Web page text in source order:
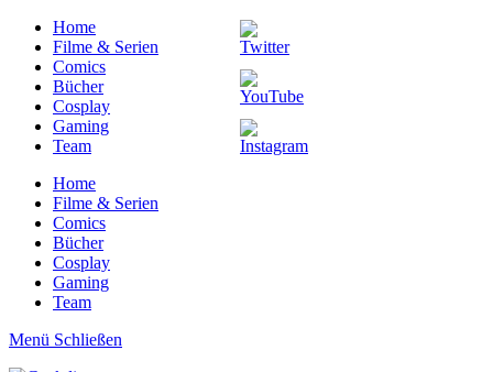
Home
Filme & Serien
Comics
Bücher
Cosplay
Gaming
Team
Home
Filme & Serien
Comics
Bücher
Cosplay
Gaming
Team
Menü Schließen